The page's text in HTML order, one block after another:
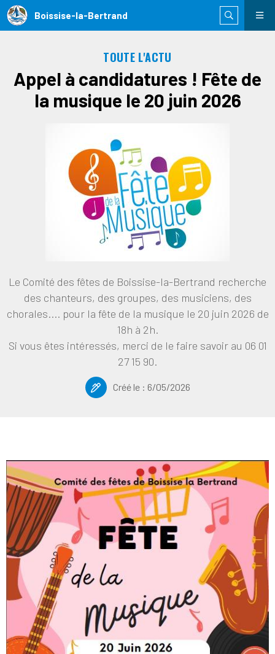
Boissise-la-Bertrand
TOUTE L'ACTU
Appel à candidatures ! Fête de
la musique le 20 juin 2026
Le Comité des fêtes de Boissise-la-Bertrand recherche
des chanteurs, des groupes, des musiciens, des
chorales.... pour la fête de la musique le 20 juin 2026 de
18h à 2h.
Si vous êtes intéressés, merci de le faire savoir au 06 01
27 15 90.
Créé le : 6/05/2026